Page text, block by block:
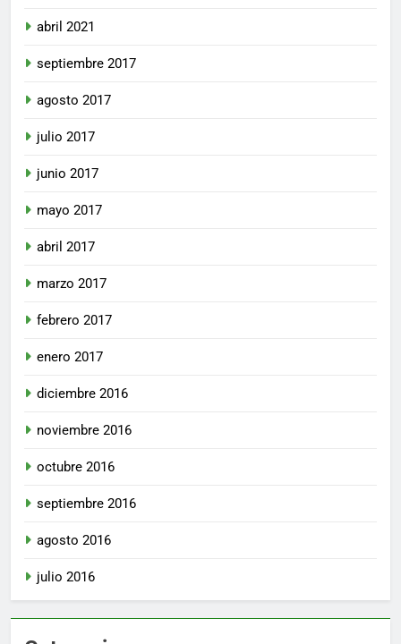
abril 2021
septiembre 2017
agosto 2017
julio 2017
junio 2017
mayo 2017
abril 2017
marzo 2017
febrero 2017
enero 2017
diciembre 2016
noviembre 2016
octubre 2016
septiembre 2016
agosto 2016
julio 2016